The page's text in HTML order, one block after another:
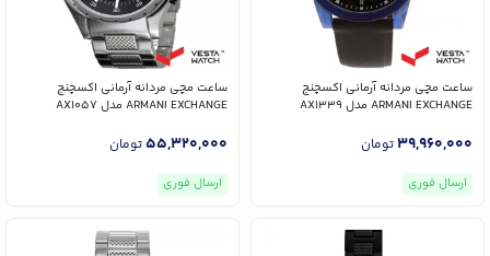
ساعت مچی مردانه آرمانی اکسچنج
ARMANI EXCHANGE مدل AX1339
39,960,000تومان
ارسال فوری
ساعت مچی مردانه آرمانی اکسچنج
ARMANI EXCHANGE مدل AX1057
55,320,000تومان
ارسال فوری